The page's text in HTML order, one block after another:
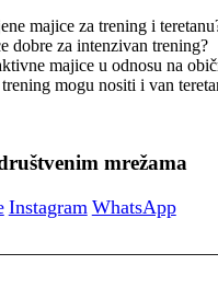
majice za trening i
dobre za intenzivan trening?
majice u odnosu na
mogu nositi i van
mrežama
Instagram WhatsApp